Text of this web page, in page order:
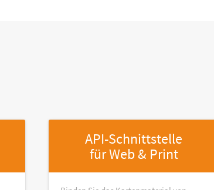
API-Schnittstelle
für Web & Print